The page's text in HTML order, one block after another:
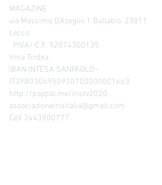
MAGAZINE
via Massimo D’Azeglio 1 Ballabio, 23811
Lecco
  PIVA/ C.F. 92074300135
Irina Tirdea
IBAN INTESA SANPAOLO -
IT39B0306950920100000001663
http://paypal.me/iristv2020
associazioneirisitalia@gmail.com
Cell 3443800777